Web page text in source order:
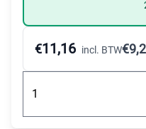
€11,16 incl. BTW€